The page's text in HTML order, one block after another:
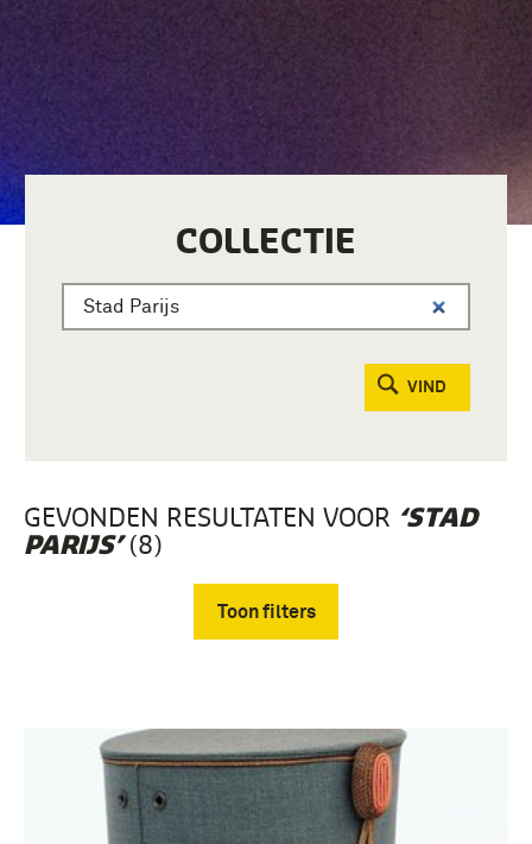
COLLECTIE
VIND
GEVONDEN RESULTATEN VOOR ‘STAD
PARIJS’(8)
Toon filters